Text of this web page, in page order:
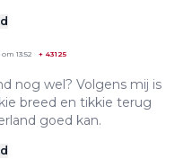
13:52 + 43125
nog wel? Volgens mij is
breed en tikkie terug
goed kan.